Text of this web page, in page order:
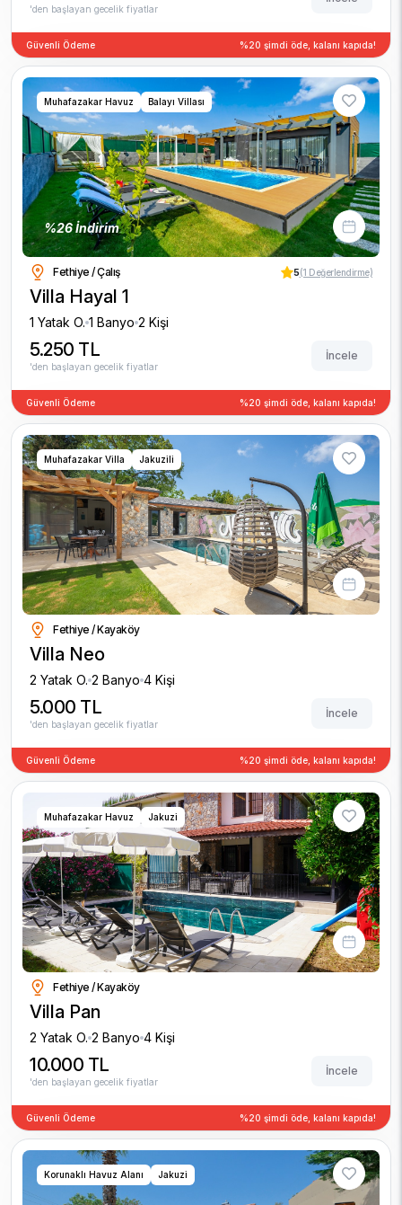
'den başlayan gecelik fiyatlar
Güvenli Ödeme %20 şimdi öde, kalanı kapıda!
%26 İndirim
Muhafazakar Havuz Balayı Villası
Fethiye / Çalış 5(1 Değerlendirme)
Villa Hayal 1
1 Yatak O. 1 Banyo 2 Kişi
5.250 TL
'den başlayan gecelik fiyatlar
İncele
Güvenli Ödeme %20 şimdi öde, kalanı kapıda!
Muhafazakar Villa Jakuzili
Fethiye / Kayaköy
Villa Neo
2 Yatak O. 2 Banyo 4 Kişi
5.000 TL
'den başlayan gecelik fiyatlar
İncele
Güvenli Ödeme %20 şimdi öde, kalanı kapıda!
Muhafazakar Havuz Jakuzi
Fethiye / Kayaköy
Villa Pan
2 Yatak O. 2 Banyo 4 Kişi
10.000 TL
'den başlayan gecelik fiyatlar
İncele
Güvenli Ödeme %20 şimdi öde, kalanı kapıda!
Korunaklı Havuz Alanı Jakuzi